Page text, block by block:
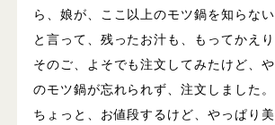
ら、娘が、ここ以上のモツ鍋を知らない
と言って、残ったお汁も、もってかえり
そのご、よそでも注文してみたけど、
のモツ鍋が忘れられず、注文しました。
ちょっと、お値段するけど、やっぱり